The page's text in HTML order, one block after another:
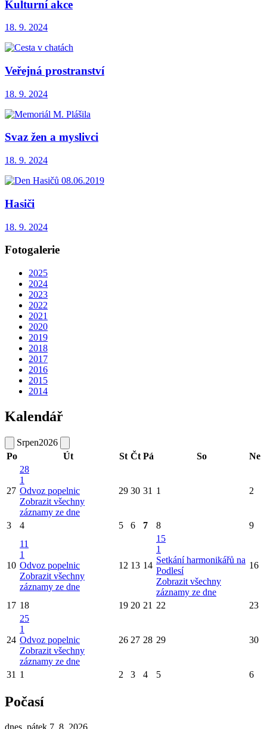
Kulturní akce
18. 9. 2024
Veřejná prostranství
18. 9. 2024
Svaz žen a myslivci
18. 9. 2024
Hasiči
18. 9. 2024
Fotogalerie
2025
2024
2023
2022
2021
2020
2019
2018
2017
2016
2015
2014
Kalendář
Srpen2026
Po
Út St Čt Pá So Ne
27
28
1
Odvoz popelnic
Zobrazit všechny
záznamy ze dne
29 30 31 1 2
3 4 5 6 7 8 9
10
11
1
Odvoz popelnic
Zobrazit všechny
záznamy ze dne
12 13 14
15
1
Setkání harmonikářů na
Podlesí
Zobrazit všechny
záznamy ze dne
16
17 18 19 20 21 22 23
24
25
1
Odvoz popelnic
Zobrazit všechny
záznamy ze dne
26 27 28 29 30
31 1 2 3 4 5 6
Počasí
dnes, pátek 7. 8. 2026